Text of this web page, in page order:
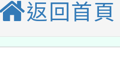
115年度閱讀
動專業研習
─人工智慧
養講師名單
返回首頁